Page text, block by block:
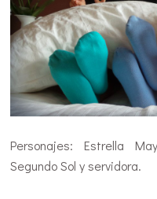
Personajes: Estrella
Segundo Sol y servidora.